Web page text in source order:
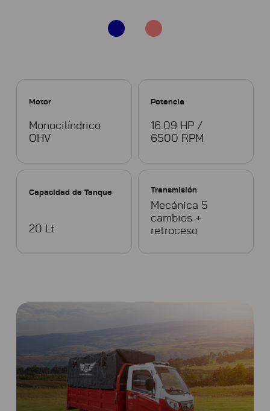
Motor
Monocilíndrico
OHV
Potencia
16.09 HP /
6500 RPM
Capacidad de Tanque
20 Lt
Transmisión
Mecánica 5
cambios +
retroceso